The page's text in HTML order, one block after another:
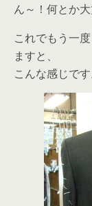
ん～！何とか大
これでもう一
ますと、
こんな感じです